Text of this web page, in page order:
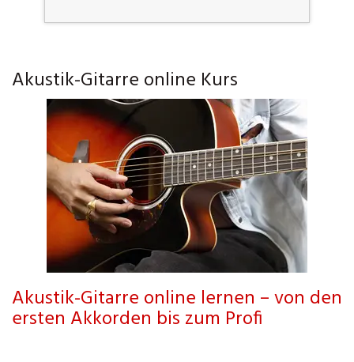
Akustik-Gitarre online Kurs
Akustik-Gitarre online lernen – von den
ersten Akkorden bis zum Profi